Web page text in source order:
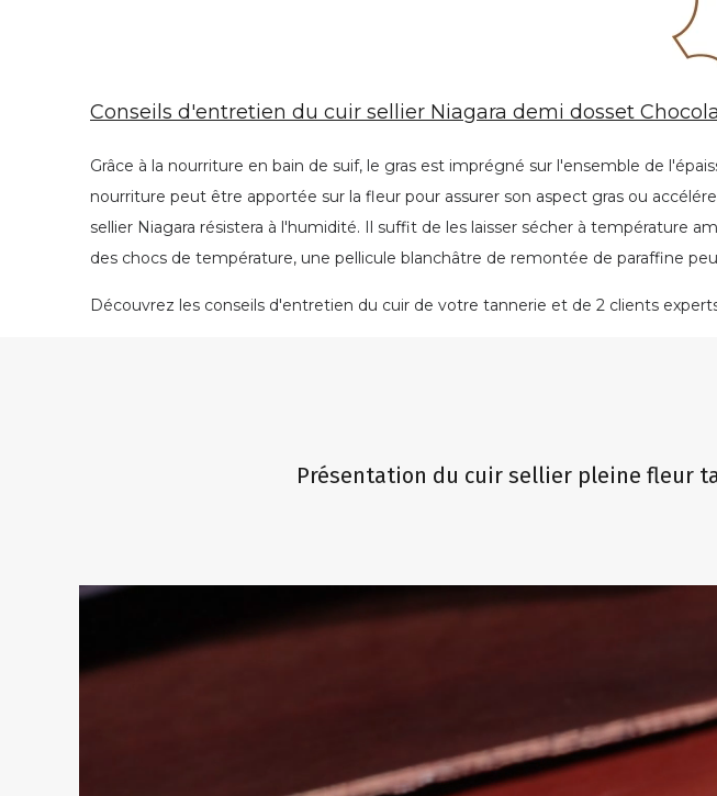
Conseils d'entretien du cuir sellier Niagara demi dosset
Grâce à la nourriture en bain de suif, le gras est imprégné sur l'ensemble de
nourriture peut être apportée sur la fleur pour assurer son aspect gras ou
sellier Niagara résistera à l'humidité. Il suffit de les laisser sécher à température
des chocs de température, une pellicule blanchâtre de remontée de paraffine
Découvrez les conseils d'entretien du cuir de votre tannerie et de 2 clients
Présentation du cuir sellier pleine fleur